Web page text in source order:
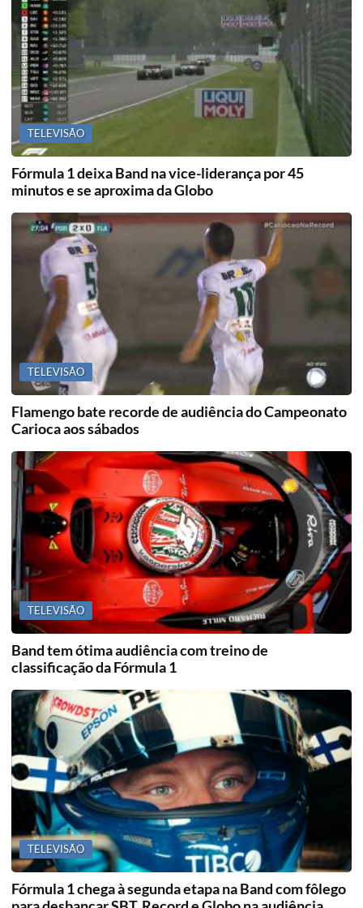
TELEVISÃO
Fórmula 1 deixa Band na vice-liderança por 45
minutos e se aproxima da Globo
TELEVISÃO
Flamengo bate recorde de audiência do Campeonato
Carioca aos sábados
TELEVISÃO
Band tem ótima audiência com treino de
classificação da Fórmula 1
TELEVISÃO
Fórmula 1 chega à segunda etapa na Band com fôlego